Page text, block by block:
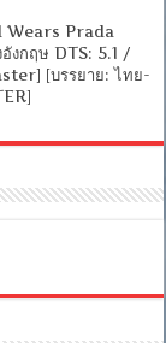
Wears Prada
งกฤษ DTS: 5.1 /
[บรรยาย: ไทย-